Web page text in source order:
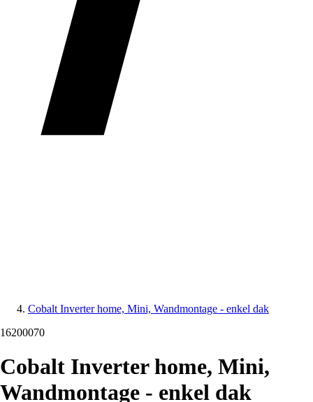
Cobalt Inverter home, Mini, Wandmontage - enkel dak
16200070
Cobalt Inverter home, Mini,
Wandmontage - enkel dak